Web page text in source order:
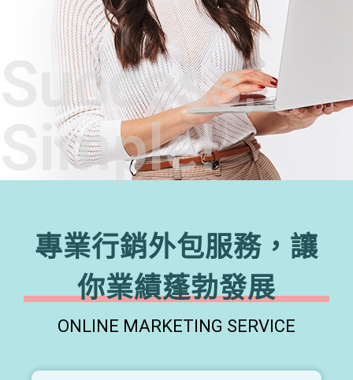
Success,
Simple!
專業行銷外包服務，讓
你業績蓬勃發展
ONLINE MARKETING SERVICE